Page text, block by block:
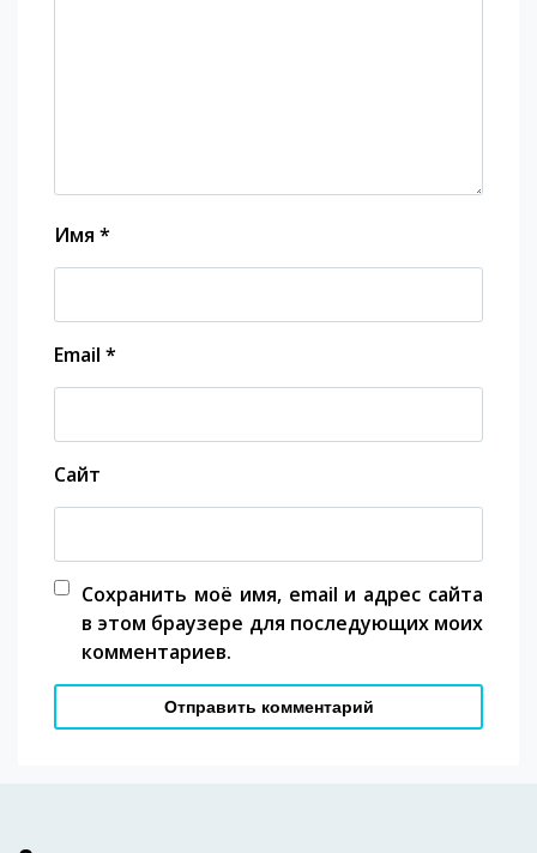
Имя *
Email *
Сайт
Сохранить моё имя, email и адрес сайта
в этом браузере для последующих моих
комментариев.